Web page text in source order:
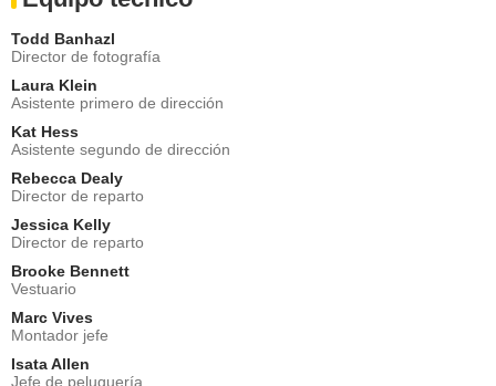
Todd Banhazl
Director de fotografía
Laura Klein
Asistente primero de dirección
Kat Hess
Asistente segundo de dirección
Rebecca Dealy
Director de reparto
Jessica Kelly
Director de reparto
Brooke Bennett
Vestuario
Marc Vives
Montador jefe
Isata Allen
Jefe de peluquería